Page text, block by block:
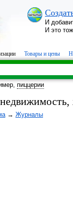
И
И это
Товары и цены
пиццерии
→ Журналы